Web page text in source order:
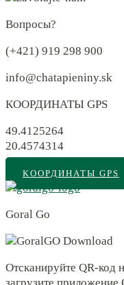
Вопросы?
(+421) 919 298 900
info@chatapieniny.sk
КООРДИНАТЫ GPS
49.4125264
20.4574314
КООРДИНАТЫ GPS
Goral Go
Отсканируйте QR-код